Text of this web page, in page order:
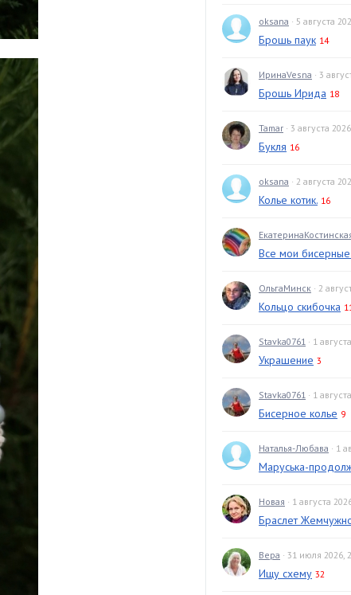
oksana · 5 августа
Брошь паук 14
ИринаVesna · 3
Брошь Ирида 18
Tamar · 3 августа
Букля 16
oksana · 2 августа
Колье котик. 16
Все мои
ОльгаМинск · 2
Кольцо скибочка
Stavka0761 · 1
Украшение 3
Stavka0761 · 1
Бисерное колье 9
Наталья-Любава · 1
Маруська-
Новая · 1 августа
Браслет
Вера · 31 июля 2026,
Ищу схему 32